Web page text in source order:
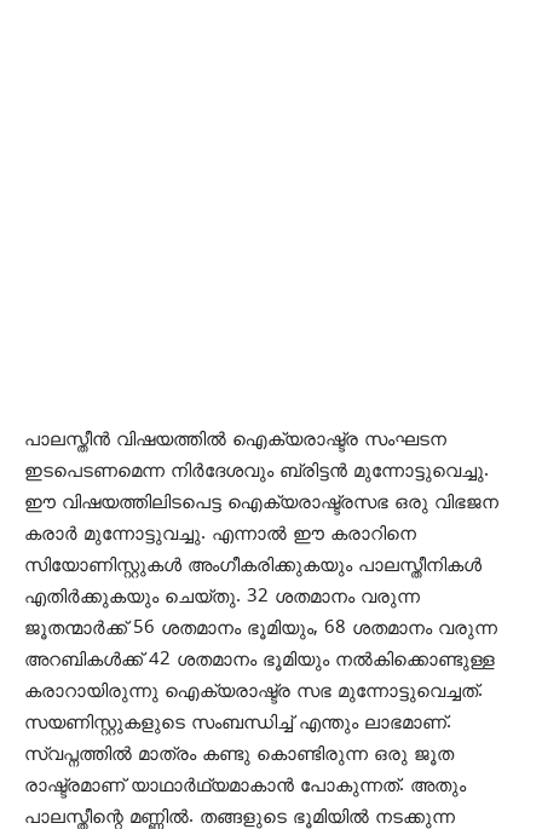
പാലസ്തീന്‍ വിഷയത്തില്‍ ഐക്യരാഷ്ട്ര സംഘടന
ഇടപെടണമെന്ന നിര്‍ദേശവും ബ്രിട്ടന്‍ മുന്നോട്ടുവെച്ചു.
ഈ വിഷയത്തിലിടപെട്ട ഐക്യരാഷ്ട്രസഭ ഒരു വിഭജന
കരാര്‍ മുന്നോട്ടുവച്ചു. എന്നാല്‍ ഈ കരാറിനെ
സിയോണിസ്റ്റുകള്‍ അംഗീകരിക്കുകയും പാലസ്തീനികള്‍
എതിര്‍ക്കുകയും ചെയ്തു. 32 ശതമാനം വരുന്ന
ജൂതന്മാര്‍ക്ക് 56 ശതമാനം ഭൂമിയും, 68 ശതമാനം വരുന്ന
അറബികള്‍ക്ക് 42 ശതമാനം ഭൂമിയും നല്‍കിക്കൊണ്ടുള്ള
കരാറായിരുന്നു ഐക്യരാഷ്ട്ര സഭ മുന്നോട്ടുവെച്ചത്.
സയണിസ്റ്റുകളുടെ സംബന്ധിച്ച് എന്തും ലാഭമാണ്.
സ്വപ്നത്തില്‍ മാത്രം കണ്ടു കൊണ്ടിരുന്ന ഒരു ജൂത
രാഷ്ട്രമാണ് യാഥാര്‍ഥ്യമാകാന്‍ പോകുന്നത്. അതും
പാലസ്തീന്റെ മണ്ണില്‍. തങ്ങളുടെ ഭൂമിയില്‍ നടക്കുന്ന